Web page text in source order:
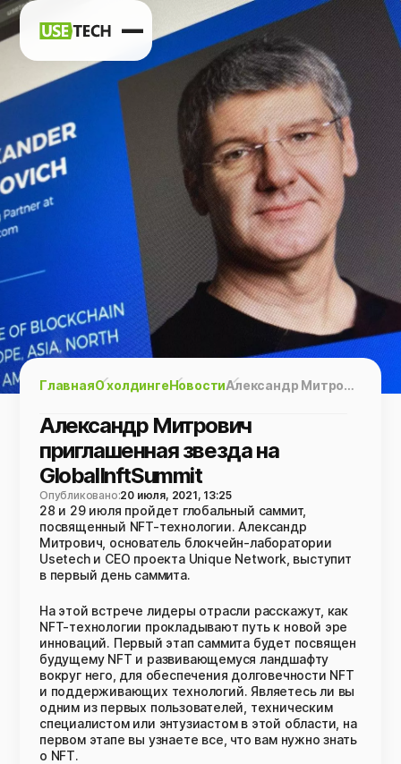
Контакты
tg
ГлавнаяО холдингеНовости Александр Митрович приглашенная звезда на GlobalInftSummit
Александр Митрович
приглашенная звезда на
GlobalInftSummit
Опубликовано:20 июля, 2021, 13:25
28 и 29 июля пройдет глобальный саммит,
посвященный NFT-технологии. Александр
Митрович, основатель блокчейн-лаборатории
Usetech и CEO проекта Unique Network, выступит
в первый день саммита.
На этой встрече лидеры отрасли расскажут, как
NFT-технологии прокладывают путь к новой эре
инноваций. Первый этап саммита будет посвящен
будущему NFT и развивающемуся ландшафту
вокруг него, для обеспечения долговечности NFT
и поддерживающих технологий. Являетесь ли вы
одним из первых пользователей, техническим
специалистом или энтузиастом в этой области, на
первом этапе вы узнаете все, что вам нужно знать
о NFT.